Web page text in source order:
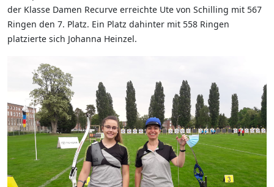
der Klasse Damen Recurve erreichte Ute von Schilling mit 567
Ringen den 7. Platz. Ein Platz dahinter mit 558 Ringen
platzierte sich Johanna Heinzel.